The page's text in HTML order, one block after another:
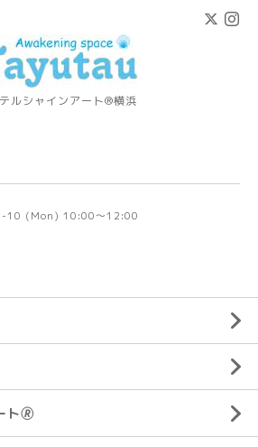
ルシャインアート®横浜
10 (Mon) 10:00～12:00
ト🄬